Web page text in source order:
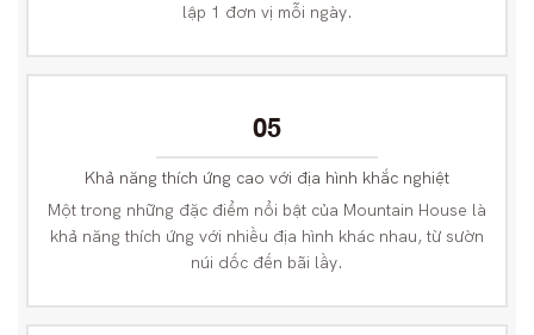
lập 1 đơn vị mỗi ngày.
05
Khả năng thích ứng cao với địa hình khắc nghiệt
Một trong những đặc điểm nổi bật của Mountain House là
khả năng thích ứng với nhiều địa hình khác nhau, từ sườn
núi dốc đến bãi lầy.